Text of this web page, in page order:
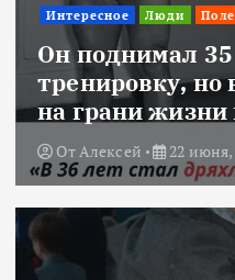
Интересное Люди
Он поднимал 35
тренировку, но
на грани жизни
ОтАлексей 22 июня,